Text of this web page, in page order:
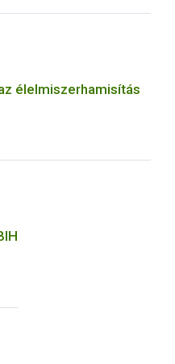
élelmiszerhamisítás